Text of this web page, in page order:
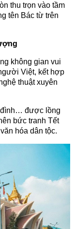
thu trọn vào tầm
tên Bác từ trên
không gian vui
Việt, kết hợp
thuật xuyên
đình… được lồng
bức tranh Tết
hóa dân tộc.